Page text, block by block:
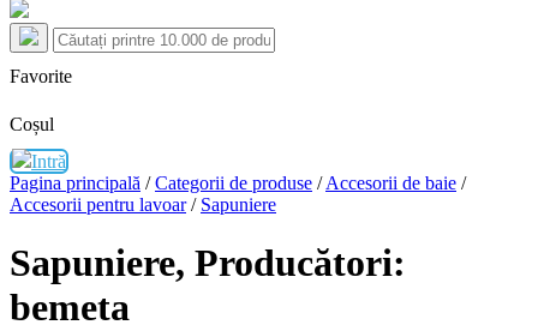
Favorite
Coșul
Intră
Pagina principală / Categorii de produse / Accesorii de baie /
Accesorii pentru lavoar / Sapuniere
Sapuniere, Producători:
bemeta